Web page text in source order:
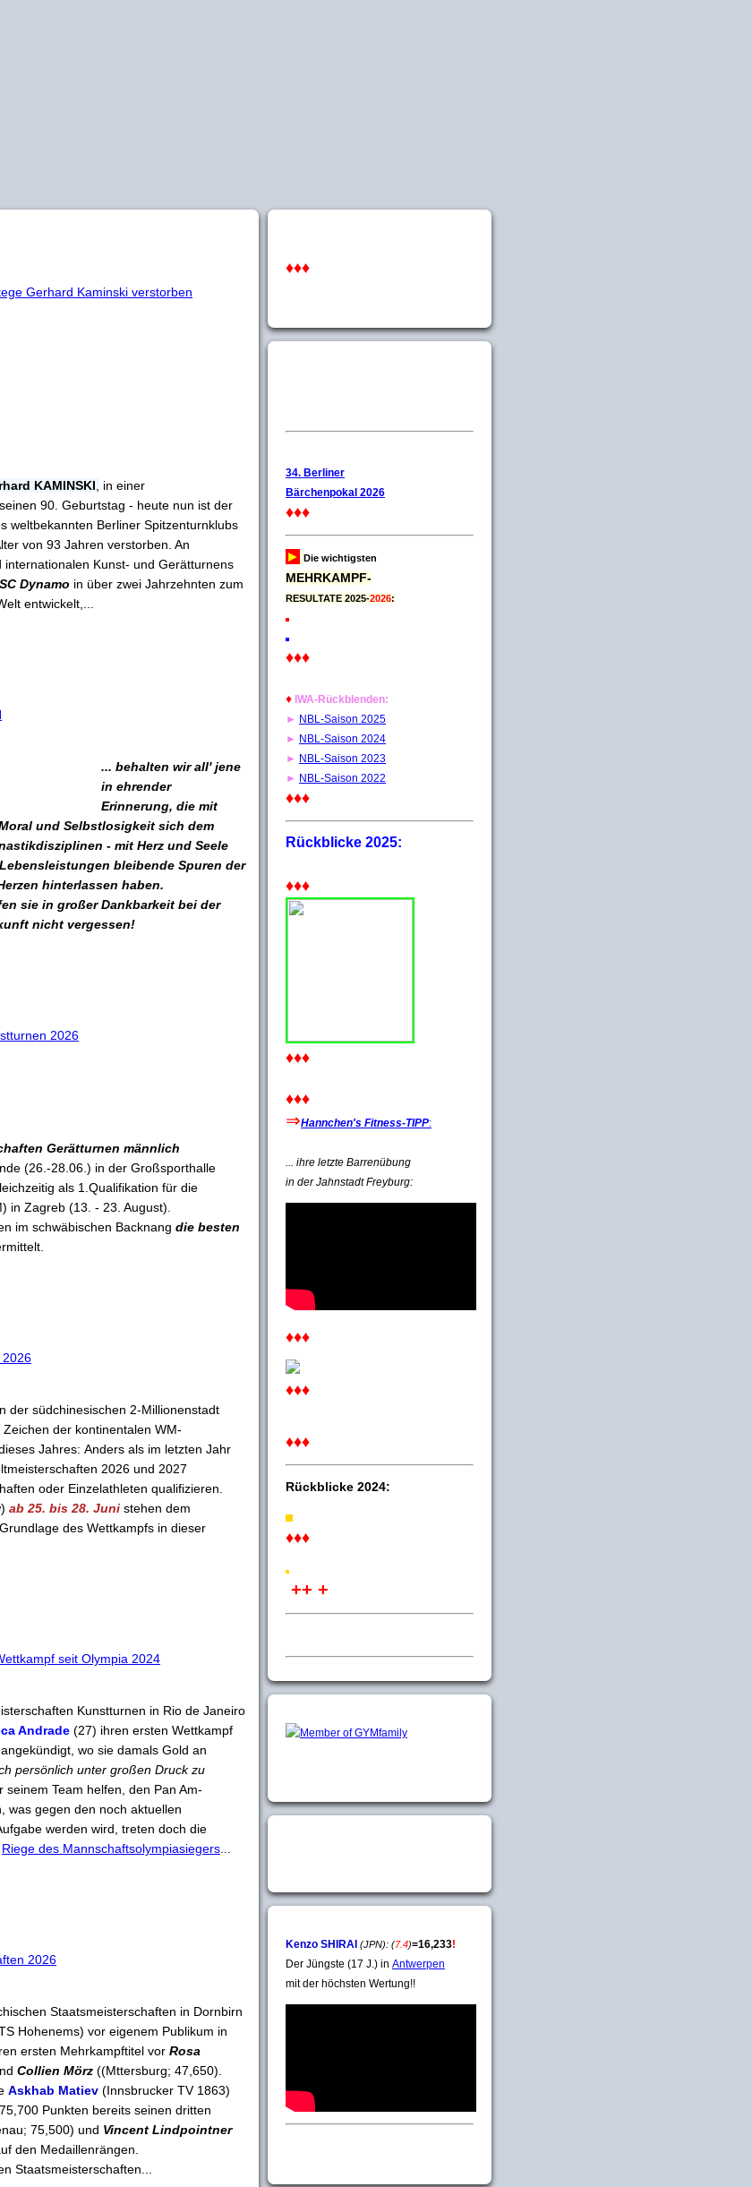
Gerhard Kaminski verstorben
KAMINSKI
in einer
90. Geburtstag - heute nun ist der
weltbekannten Berliner Spitzenturnklubs
von 93 Jahren verstorben. An
Kunst- und Gerätturnens
SC Dynamo in über zwei Jahrzehnten zum
entwickelt,...
... behalten wir all' jene
in ehrender
Erinnerung, die mit
und Selbstlosigkeit sich dem
- mit Herz und Seele
bleibende Spuren der
hinterlassen haben.
sie in großer Dankbarkeit bei der
nicht vergessen!
2026
Gerätturnen männlich
(26.-28.06.) in der Großsporthalle
als 1.Qualifikation für die
in Zagreb (13. - 23. August).
im schwäbischen Backnang die besten
2026
der südchinesischen 2-Millionenstadt
der kontinentalen WM-
Jahres: Anders als im letzten Jahr
2026 und 2027
oder Einzelathleten qualifizieren.
ab 25. bis 28. Juni stehen dem
des Wettkampfs in dieser
seit Olympia 2024
Kunstturnen in Rio de Janeiro
Andrade (27) ihren ersten Wettkampf
wo sie damals Gold an
persönlich unter großen Druck zu
Team helfen, den Pan Am-
was gegen den noch aktuellen
werden wird, treten doch die
Riege des Mannschaftsolympiasiegers
2026
Staatsmeisterschaften in Dornbirn
Hohenems) vor eigenem Publikum in
ersten Mehrkampftitel vor Rosa
Collien Mörz ((Mttersburg; 47,650).
Askhab Matiev (Innsbrucker TV 1863)
Punkten bereits seinen dritten
75,500) und Vincent Lindpointner
den Medaillenrängen.
Staatsmeisterschaften...
♦♦♦
34. Berliner
Bärchenpokal 2026
♦♦♦
► Die wichtigsten
MEHRKAMPF-
RESULTATE 2025-2026:
♦♦♦
♦ IWA-Rückblenden:
► NBL-Saison 2025
► NBL-Saison 2024
► NBL-Saison 2023
► NBL-Saison 2022
♦♦♦
Rückblicke 2025:
♦♦♦
♦♦♦
♦♦♦
⇒Hannchen's Fitness-TIPP:
... ihre letzte Barrenübung
in der Jahnstadt Freyburg:
♦♦♦
♦♦♦
♦♦♦
Rückblicke 2024:
♦♦♦
++ +
Kenzo SHIRAI (JPN): (7.4)=16,233!
Der Jüngste (17 J.) in Antwerpen
mit der höchsten Wertung!!